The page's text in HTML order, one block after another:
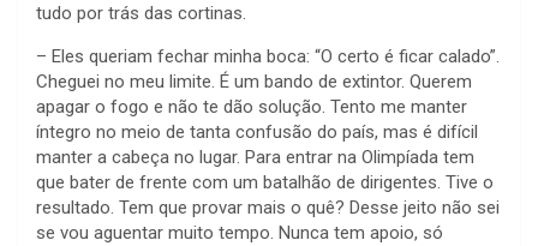
tudo por trás das cortinas.
– Eles queriam fechar minha boca: “O certo é ficar calado”.
Cheguei no meu limite. É um bando de extintor. Querem
apagar o fogo e não te dão solução. Tento me manter
íntegro no meio de tanta confusão do país, mas é difícil
manter a cabeça no lugar. Para entrar na Olimpíada tem
que bater de frente com um batalhão de dirigentes. Tive o
resultado. Tem que provar mais o quê? Desse jeito não sei
se vou aguentar muito tempo. Nunca tem apoio, só